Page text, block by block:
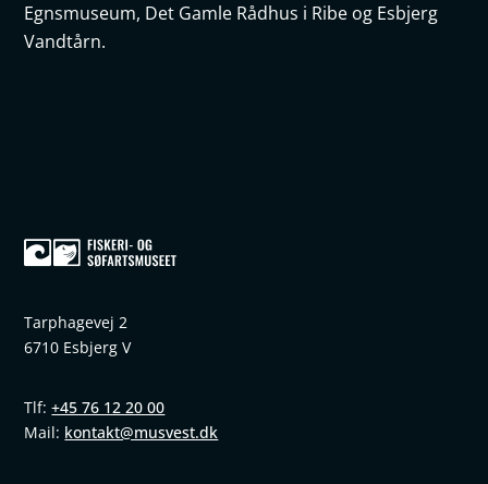
Egnsmuseum, Det Gamle Rådhus i Ribe og Esbjerg
Vandtårn.
Tarphagevej 2
6710 Esbjerg V
Tlf:+45 76 12 20 00
Mail: kontakt@musvest.dk